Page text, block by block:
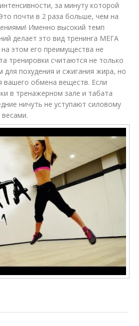
за минуту которой
почти в 2 раза больше, чем на
Именно высокий темп
делает это вид тренинга МЕГА
этом его преимущества не
тренировки считаются не только
похудения и сжигания жира, но
вашего обмена веществ. Если
в тренажерном зале и табата
ничуть не уступают силовому